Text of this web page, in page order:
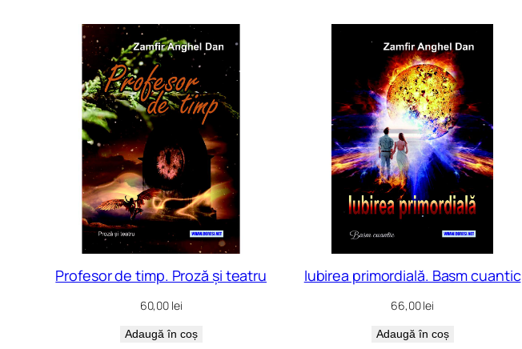
Profesor de timp. Proză și teatru
60,00 lei
Adaugă în coș
Iubirea primordială. Basm cuantic
66,00lei
Adaugă în coș